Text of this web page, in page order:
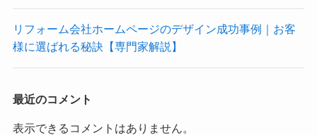
リフォーム会社ホームページのデザイン成功事例｜お客
様に選ばれる秘訣【専門家解説】
最近のコメント
表示できるコメントはありません。